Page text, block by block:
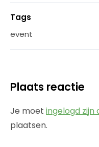
Tags
event
Plaats reactie
Je moet ingelogd zijn
plaatsen.